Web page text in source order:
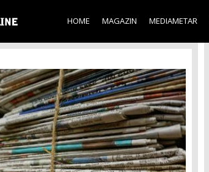
main
content
HOME MAGAZIN MEDIAMETAR